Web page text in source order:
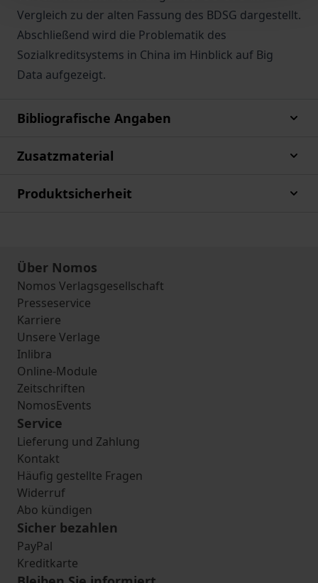
Vergleich zu der alten Fassung des BDSG dargestellt.
Abschließend wird die Problematik des
Sozialkreditsystems in China im Hinblick auf Big
Data aufgezeigt.
Bibliografische Angaben
Zusatzmaterial
Produktsicherheit
Über Nomos
Nomos Verlagsgesellschaft
Presseservice
Karriere
Unsere Verlage
Inlibra
Online-Module
Zeitschriften
NomosEvents
Service
Lieferung und Zahlung
Kontakt
Häufig gestellte Fragen
Widerruf
Abo kündigen
Sicher bezahlen
PayPal
Kreditkarte